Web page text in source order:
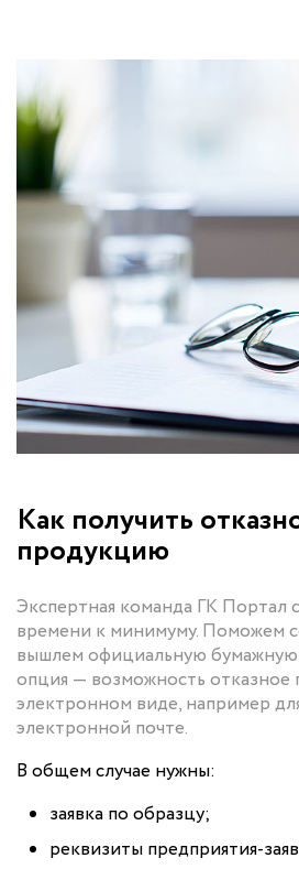
Как получить
продукцию
Экспертная команда ГК Портал
времени к минимуму. Поможем
вышлем официальную
опция — возможность отказное
электронном виде, например
электронной почте.
В общем случае нужны:
заявка по образцу;
реквизиты предприятия-